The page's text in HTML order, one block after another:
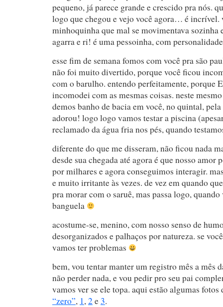
pequeno, já parece grande e crescido pra nós.
logo que chegou e vejo você agora… é incrível.
minhoquinha que mal se movimentava sozinha
agarra e ri! é uma pessoinha, com
esse fim de semana fomos com você pra são
não foi muito divertido, porque você ficou
com o barulho. entendo perfeitamente, porque
incomodei com as mesmas coisas. neste
demos banho de bacia em você, no quintal,
adorou! logo logo vamos testar a piscina
reclamado da água fria nos pés, quando
diferente do que me disseram, não ficou nada
desde sua chegada até agora é que nosso
por milhares e agora conseguimos interagir.
e muito irritante às vezes. de vez em quando
pra morar com o saruê, mas passa logo,
banguela
acostume-se, menino, com nosso senso de
desorganizados e palhaços por natureza. se
vamos ter problemas
bem, vou tentar manter um registro mês a mês
não perder nada, e vou pedir pro seu pai
vamos ver se ele topa. aqui estão algumas fotos
“zero”, 1,2e 3.